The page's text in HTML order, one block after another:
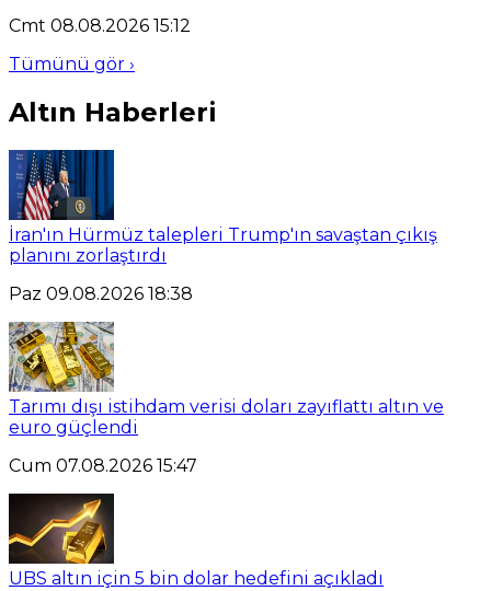
Cmt 08.08.2026 15:12
Tümünü gör ›
Altın Haberleri
İran'ın Hürmüz talepleri Trump'ın savaştan çıkış
planını zorlaştırdı
Paz 09.08.2026 18:38
Tarımı dışı istihdam verisi doları zayıflattı altın ve
euro güçlendi
Cum 07.08.2026 15:47
UBS altın için 5 bin dolar hedefini açıkladı